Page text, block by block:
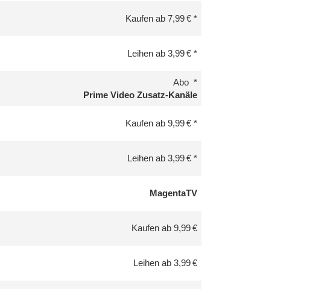
Kaufen ab 7,99 €
Leihen ab 3,99 €
Abo
Prime Video Zusatz-Kanäle
Kaufen ab 9,99 €
Leihen ab 3,99 €
MagentaTV
Kaufen ab 9,99 €
Leihen ab 3,99 €